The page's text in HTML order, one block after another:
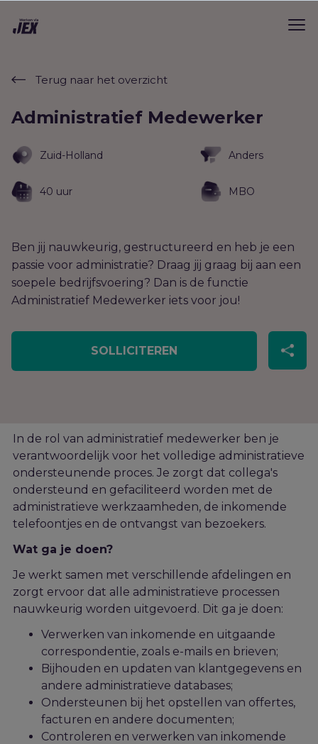
Terug naar het overzicht
Administratief Medewerker
Zuid-Holland Anders
40 uur MBO
Ben jij nauwkeurig, gestructureerd en heb je een
passie voor administratie? Draag jij graag bij aan een
soepele bedrijfsvoering? Dan is de functie
Administratief Medewerker iets voor jou!
SOLLICITEREN
I n de rol van administratief medewerker ben je
verantwoordelijk voor het volledige administratieve
ondersteunende proces. Je zorgt dat collega's
ondersteund en gefaciliteerd worden met de
administratieve werkzaamheden, de inkomende
telefoontjes en de ontvangst van bezoekers.
Wat ga je doen?
Je werkt samen met verschillende afdelingen en
zorgt ervoor dat alle administratieve processen
nauwkeurig worden uitgevoerd. Dit ga je doen:
Verwerken van inkomende en uitgaande
correspondentie, zoals e-mails en brieven;
Bijhouden en updaten van klantgegevens en
andere administratieve databases;
Ondersteunen bij het opstellen van offertes,
facturen en andere documenten;
Controleren en verwerken van inkomende